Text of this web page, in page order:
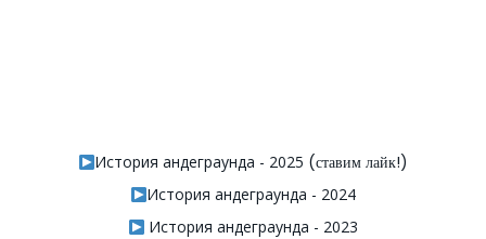
История андеграунда - 2025 (ставим лайк!)
История андеграунда - 2024
История андеграунда - 2023